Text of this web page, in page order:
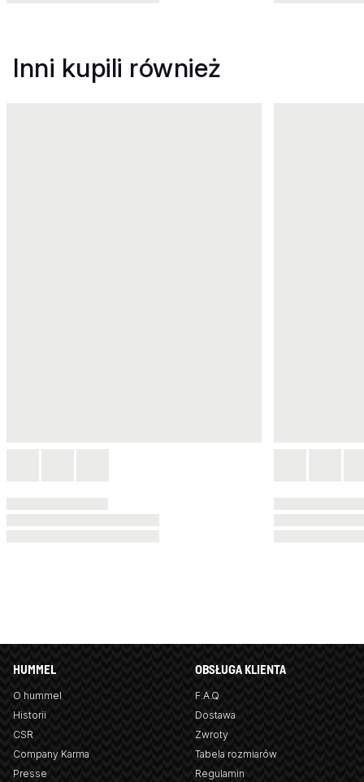
Inni kupili również
HUMMEL
O hummel
Historii
CSR
Company Karma
Presse
OBSŁUGA KLIENTA
F.A.Q
Dostawa
Zwroty
Tabela rozmiarów
Regulamin